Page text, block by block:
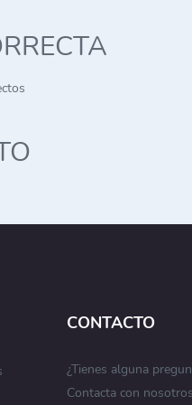
CONTACTO
¿Tienes alguna
Contacta con